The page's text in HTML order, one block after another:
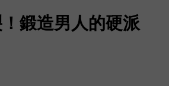
鍛造男人的硬派